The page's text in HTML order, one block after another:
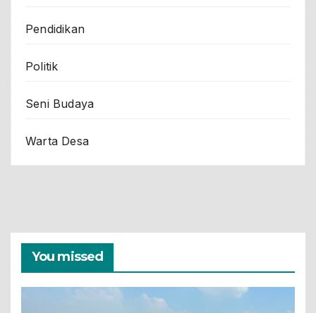
Pendidikan
Politik
Seni Budaya
Warta Desa
You missed